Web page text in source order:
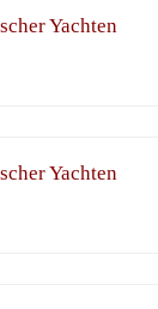
Yachten
Yachten